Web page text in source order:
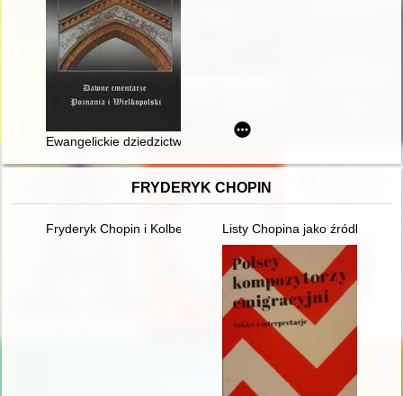
Ewangelickie dziedzictwo sakralne w mieście i gminie Wałcz
FRYDERYK CHOPIN
Fryderyk Chopin i Kolbergowie. Wspomnienia i inspiracje
Listy Chopina jako źródło